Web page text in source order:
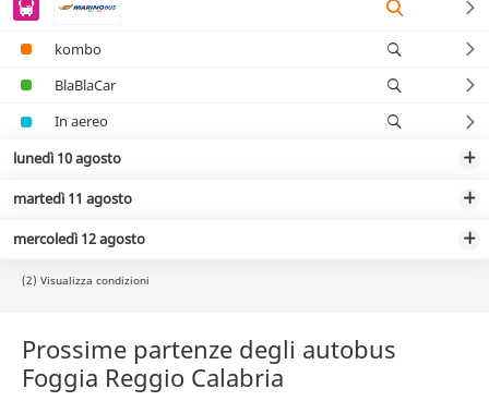
kombo
BlaBlaCar
In aereo
lunedì 10 agosto
martedì 11 agosto
mercoledì 12 agosto
(2) Visualizza condizioni
Prossime partenze degli autobus
Foggia Reggio Calabria